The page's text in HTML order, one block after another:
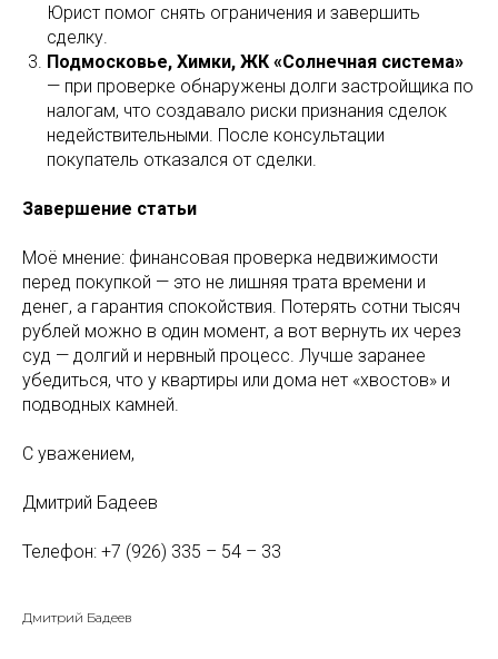
Юрист помог снять ограничения и завершить
сделку.
Подмосковье, Химки, ЖК «Солнечная система»
— при проверке обнаружены долги застройщика по
налогам, что создавало риски признания сделок
недействительными. После консультации
покупатель отказался от сделки.
Завершение статьи
Моё мнение: финансовая проверка недвижимости
перед покупкой — это не лишняя трата времени и
денег, а гарантия спокойствия. Потерять сотни тысяч
рублей можно в один момент, а вот вернуть их через
суд — долгий и нервный процесс. Лучше заранее
убедиться, что у квартиры или дома нет «хвостов» и
подводных камней.
С уважением,
Дмитрий Бадеев
Телефон: +7 (926) 335 – 54 – 33
Дмитрий Бадеев